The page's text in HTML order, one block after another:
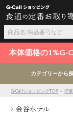
本体価格の1%G-
カテゴリーから
G-CallショッピングTOP ＞洋
金谷ホテル